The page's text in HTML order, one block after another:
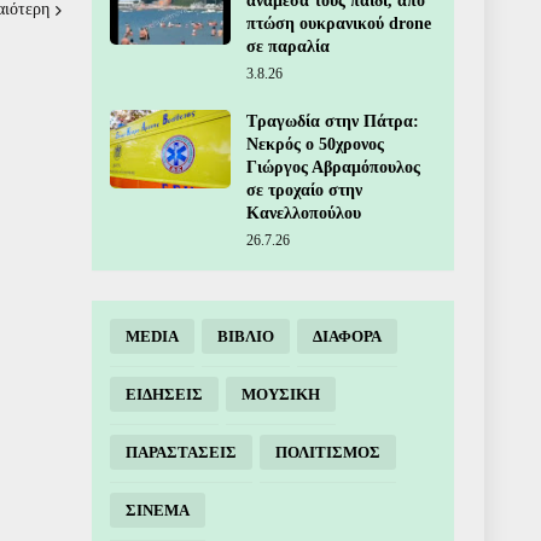
πτώση ουκρανικού drone
σε παραλία
3.8.26
Τραγωδία στην Πάτρα:
Νεκρός ο 50χρονος
Γιώργος Αβραμόπουλος
σε τροχαίο στην
Κανελλοπούλου
26.7.26
MEDIA ΒΙΒΛΙΟ ΔΙΑΦΟΡΑ
ΕΙΔΗΣΕΙΣ ΜΟΥΣΙΚΗ
ΠΑΡΑΣΤΑΣΕΙΣ ΠΟΛΙΤΙΣΜΟΣ
ΣΙΝΕΜΑ